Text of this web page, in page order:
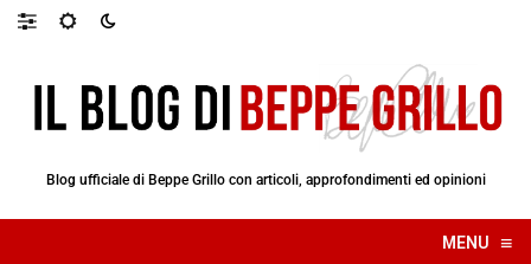
Blog ufficiale di Beppe Grillo con articoli, approfondimenti ed opinioni
MENU ≡
☰